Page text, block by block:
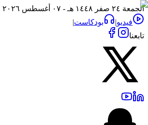
الجمعة ٢٤ صفر ١٤٤٨ هـ - ٠٧ أغسطس ٢٠٢٦
فيديو| بودكاست|
تابعنا